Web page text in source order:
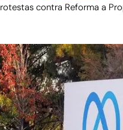
contra Reforma a